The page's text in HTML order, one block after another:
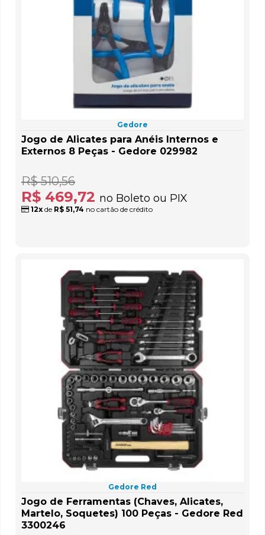
Gedore
Jogo de Alicates para Anéis Internos e
Externos 8 Peças - Gedore 029982
R$ 469,72 no Boleto ou PIX
R$ 510,56
12x de R$ 51,74 no cartão de crédito
Gedore Red
Jogo de Ferramentas (Chaves, Alicates,
Martelo, Soquetes) 100 Peças - Gedore Red
3300246